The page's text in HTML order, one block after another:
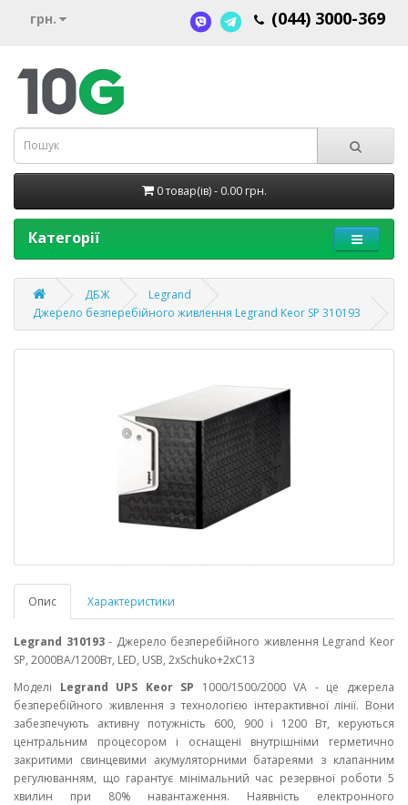
грн. (044) 3000-369
0 товар(ів) - 0.00 грн.
Категорії
ДБЖ
Legrand
Джерело безперебійного живлення Legrand Keor SP 310193
Опис Характеристики
Legrand 310193- Джерело безперебійного живлення Legrand Keor
SP, 2000ВА/1200Вт, LED, USB, 2xSchuko+2хС13
Моделі Legrand UPS Keor SP 1000/1500/2000 VA - це джерела
безперебійного живлення з технологією інтерактивної лінії. Вони
забезпечують активну потужність 600, 900 і 1200 Вт, керуються
центральним процесором і оснащені внутрішніми герметично
закритими свинцевими акумуляторними батареями з клапанним
регулюванням, що гарантує мінімальний час резервної роботи 5
хвилин при 80% навантаження. Наявність електронного